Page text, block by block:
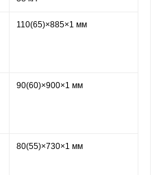
110(65)×885×1 мм
90(60)×900×1 мм
80(55)×730×1 мм